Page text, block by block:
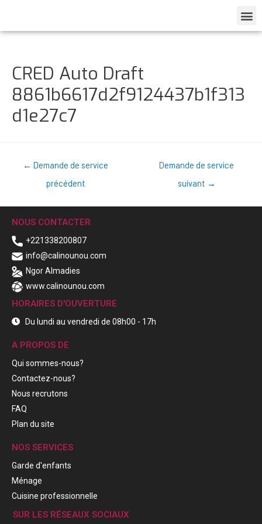
CRED Auto Draft
8861b6617d2f9124437b1f313
d1e27c7
← Demande de service
précédent
Demande de service
suivant →
NOUS CONTACTER
+221338200807
info@calinounou.com
Ngor Almadies
www.calinounou.com
HORAIRES D'OUVERTURE
Du lundi au vendredi de 08h00 - 17h
A PROPOS DE
Qui sommes-nous?
Contactez-nous?
Nous recrutons
FAQ
Plan du site
NOS SERVICES
Garde d'enfants
Ménage
Cuisine professionnelle
SUR LES RÉSEAUX SOCIAUX